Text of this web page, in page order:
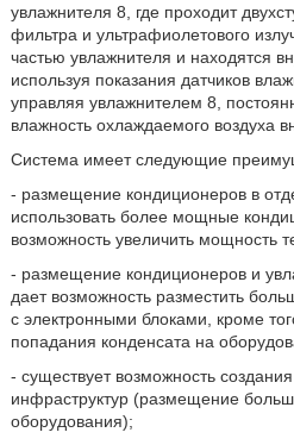
увлажнителя 8, где проходит
фильтра и ультрафиолетового
частью увлажнителя и находятся
используя показания датчиков
управляя увлажнителем 8,
влажность охлаждаемого воздуха
Система имеет следующие
- размещение кондиционеров в
использовать более мощные
возможность увеличить мощность
- размещение кондиционеров и
дает возможность разместить
с электронными блоками, кроме
попадания конденсата на
- существует возможность
инфраструктур (размещение
оборудования);